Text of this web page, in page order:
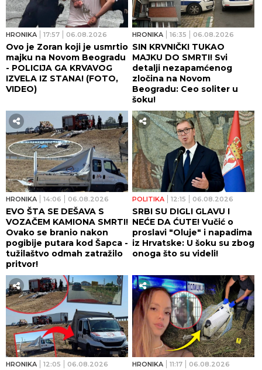
HRONIKA 17:57 06.08.2026
Ovo je Zoran koji je usmrtio
majku na Novom Beogradu
- POLICIJA GA KRVAVOG
IZVELA IZ STANA! (FOTO,
VIDEO)
HRONIKA 16:35 06.08.2026
SIN KRVNIČKI TUKAO
MAJKU DO SMRTI! Svi
detalji nezapamćenog
zločina na Novom
Beogradu: Ceo soliter u
šoku!
HRONIKA 14:06 06.08.2026
EVO ŠTA SE DEŠAVA S
VOZAČEM KAMIONA SMRTI!
Ovako se branio nakon
pogibije putara kod Šapca -
tužilaštvo odmah zatražilo
pritvor!
POLITIKA 12:15 06.08.2026
SRBI SU DIGLI GLAVU I
NEĆE DA ĆUTE! Vučić o
proslavi "Oluje" i napadima
iz Hrvatske: U šoku su zbog
onoga što su videli!
HRONIKA 12:05 06.08.2026 HRONIKA 11:17 06.08.2026